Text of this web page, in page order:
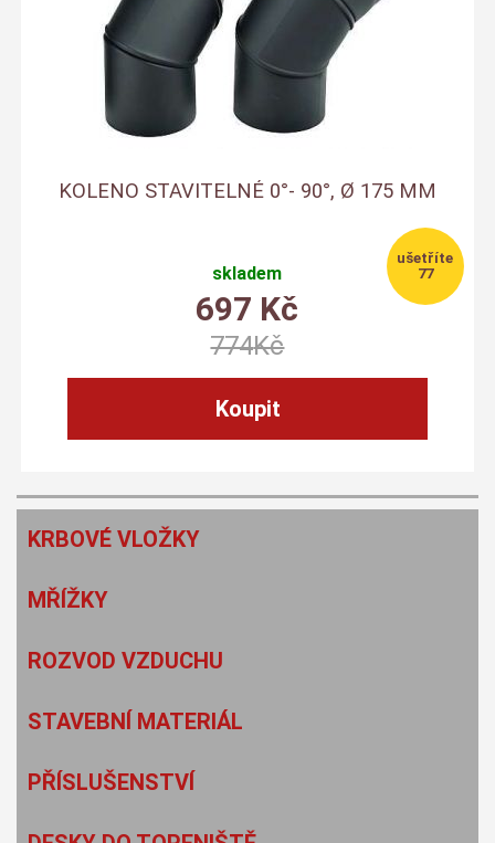
KOLENO STAVITELNÉ 0°- 90°, Ø 175 MM
skladem
697 Kč
77
774Kč
KRBOVÉ VLOŽKY
MŘÍŽKY
ROZVOD VZDUCHU
STAVEBNÍ MATERIÁL
PŘÍSLUŠENSTVÍ